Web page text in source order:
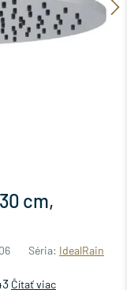
cm,
Séria: IdealRain
Čítať viac